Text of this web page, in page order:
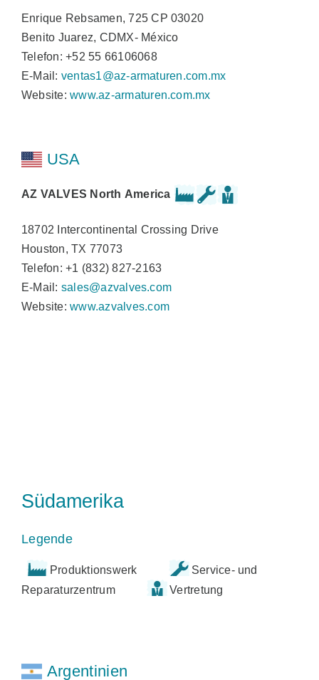
Enrique Rebsamen, 725 CP 03020
Benito Juarez, CDMX- México
Telefon: +52 55 66106068
E-Mail: ventas1@az-armaturen.com.mx
Website:www.az-armaturen.com.mx
USA
AZ VALVES North America
18702 Intercontinental Crossing Drive
Houston, TX 77073
Telefon: +1 (832) 827-2163
E-Mail: sales@azvalves.com
Website:www.azvalves.com
Südamerika
Legende
Produktionswerk
Service- und
Reparaturzentrum
Vertretung
Argentinien